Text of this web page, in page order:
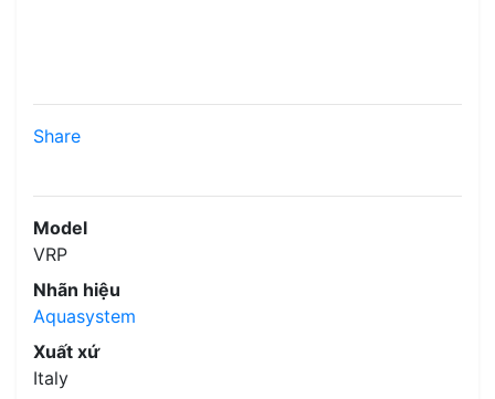
Share
Model
VRP
Nhãn hiệu
Aquasystem
Xuất xứ
Italy